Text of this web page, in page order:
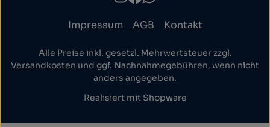
Impressum AGB Kontakt
Alle Preise inkl. gesetzl. Mehrwertsteuer zzgl.
Versandkosten und ggf. Nachnahmegebühren, wenn nicht
anders angegeben.
Realisiert mit Shopware